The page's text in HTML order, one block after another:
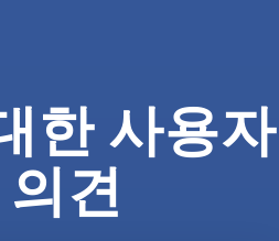
한 사용자
견